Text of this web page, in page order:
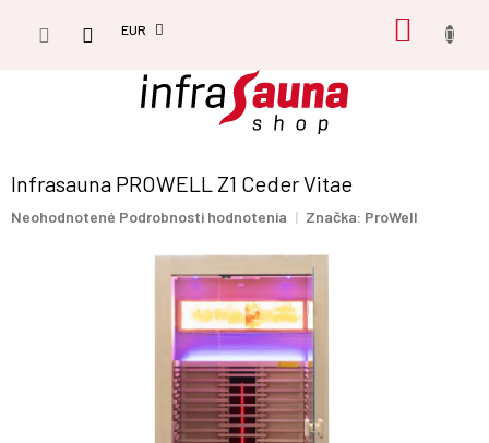
EUR
Infrasauna PROWELL Z1 Ceder Vitae
Priemerné
Neohodnotené Podrobnosti hodnotenia Značka: ProWell